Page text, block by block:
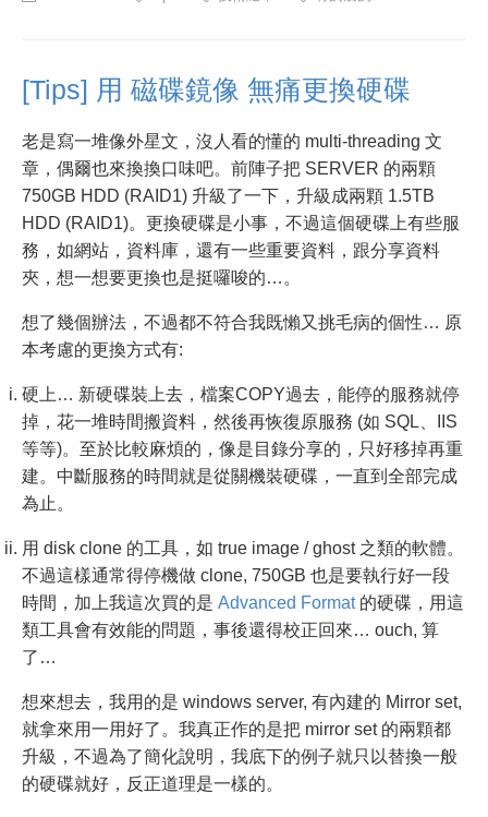
[Tips] 用 磁碟鏡像 無痛更換硬碟
老是寫一堆像外星文，沒人看的懂的 multi-threading 文
章，偶爾也來換換口味吧。前陣子把 SERVER 的兩顆
750GB HDD (RAID1) 升級了一下，升級成兩顆 1.5TB
HDD (RAID1)。更換硬碟是小事，不過這個硬碟上有些服
務，如網站，資料庫，還有一些重要資料，跟分享資料
夾，想一想要更換也是挺囉唆的…。
想了幾個辦法，不過都不符合我既懶又挑毛病的個性… 原
本考慮的更換方式有:
硬上… 新硬碟裝上去，檔案COPY過去，能停的服務就停
掉，花一堆時間搬資料，然後再恢復原服務 (如 SQL、IIS
等等)。至於比較麻煩的，像是目錄分享的，只好移掉再重
建。中斷服務的時間就是從關機裝硬碟，一直到全部完成
為止。
用 disk clone 的工具，如 true image / ghost 之類的軟體。
不過這樣通常得停機做 clone, 750GB 也是要執行好一段
時間，加上我這次買的是 Advanced Format的硬碟，用這
類工具會有效能的問題，事後還得校正回來… ouch, 算
了…
想來想去，我用的是 windows server, 有內建的 Mirror set,
就拿來用一用好了。我真正作的是把 mirror set 的兩顆都
升級，不過為了簡化說明，我底下的例子就只以替換一般
的硬碟就好，反正道理是一樣的。